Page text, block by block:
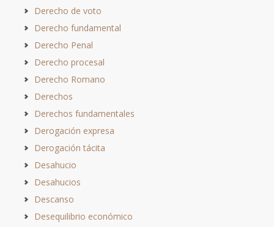
Derecho de voto
Derecho fundamental
Derecho Penal
Derecho procesal
Derecho Romano
Derechos
Derechos fundamentales
Derogación expresa
Derogación tácita
Desahucio
Desahucios
Descanso
Desequilibrio económico